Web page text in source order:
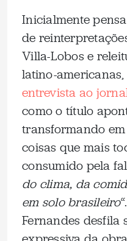
Inicialmente
de
Villa-Lobos e
latino-
entrevista ao
como o título
transformando
coisas que mais
consumido pela
do clima, da
em solo brasileiro
Fernandes desfila